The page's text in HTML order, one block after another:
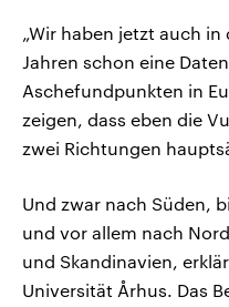
„Wir haben jetzt auch
Jahren schon eine
Aschefundpunkten in
zeigen, dass eben die
zwei Richtungen
Und zwar nach Süden,
und vor allem nach
und Skandinavien,
Universität Århus. Das